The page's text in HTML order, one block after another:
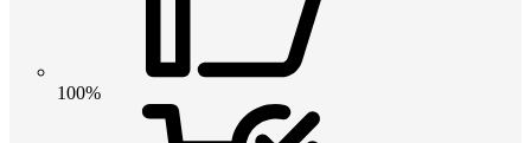
100%